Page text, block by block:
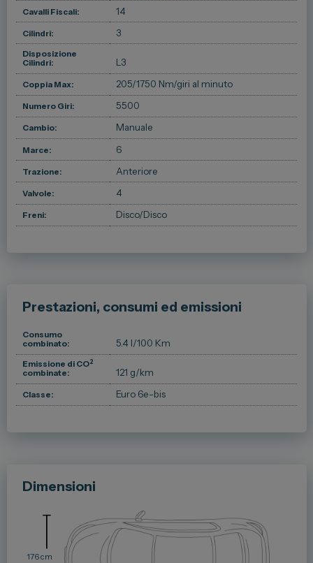
Cavalli Fiscali: 14
Cilindri: 3
Disposizione
Cilindri:
L3
Coppia Max: 205/1750 Nm/giri al minuto
Numero Giri: 5500
Cambio: Manuale
Marce: 6
Trazione: Anteriore
Valvole: 4
Freni: Disco/Disco
Prestazioni, consumi ed emissioni
Consumo
combinato:
5.4 l/100 Km
Emissione di CO2
combinate: 121 g/km
Classe: Euro 6e-bis
Dimensioni
176 cm